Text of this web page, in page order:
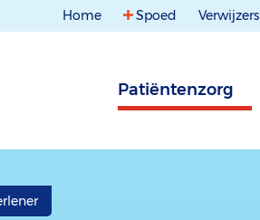
Home Spoed Verwijzers
Patiëntenzorg